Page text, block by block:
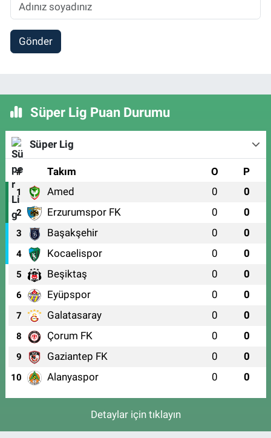
Gönder
Süper Lig Puan Durumu
Süper Lig
# Takım O P
1 Amed 0 0
2 Erzurumspor FK 0 0
3 Başakşehir 0 0
4 Kocaelispor 0 0
5 Beşiktaş 0 0
6 Eyüpspor 0 0
7 Galatasaray 0 0
8 Çorum FK 0 0
9 Gaziantep FK 0 0
10 Alanyaspor 0 0
Detaylar için tıklayın